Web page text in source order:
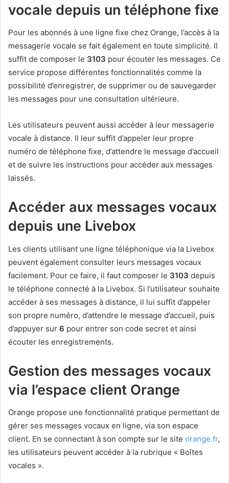
vocale depuis un téléphone fixe
Pour les abonnés à une ligne fixe chez Orange, l’accès à la
messagerie vocale se fait également en toute simplicité. Il
suffit de composer le 3103 pour écouter les messages. Ce
service propose différentes fonctionnalités comme la
possibilité d’enregistrer, de supprimer ou de sauvegarder
les messages pour une consultation ultérieure.
Les utilisateurs peuvent aussi accéder à leur messagerie
vocale à distance. Il leur suffit d’appeler leur propre
numéro de téléphone fixe, d’attendre le message d’accueil
et de suivre les instructions pour accéder aux messages
laissés.
Accéder aux messages vocaux
depuis une Livebox
Les clients utilisant une ligne téléphonique via la Livebox
peuvent également consulter leurs messages vocaux
facilement. Pour ce faire, il faut composer le 3103 depuis
le téléphone connecté à la Livebox. Si l’utilisateur souhaite
accéder à ses messages à distance, il lui suffit d’appeler
son propre numéro, d’attendre le message d’accueil, puis
d’appuyer sur 6 pour entrer son code secret et ainsi
écouter les enregistrements.
Gestion des messages vocaux
via l’espace client Orange
Orange propose une fonctionnalité pratique permettant de
gérer ses messages vocaux en ligne, via son espace
client. En se connectant à son compte sur le site orange.fr,
les utilisateurs peuvent accéder à la rubrique « Boîtes
vocales ».